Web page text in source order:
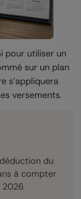
pour utiliser un
sur un plan
s’appliquera
versements.
du
à compter